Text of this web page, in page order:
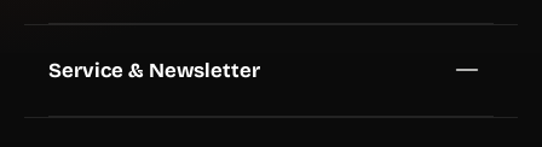
Service & Newsletter